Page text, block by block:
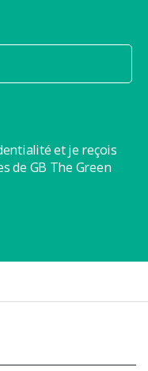
et je reçois
de GB The Green